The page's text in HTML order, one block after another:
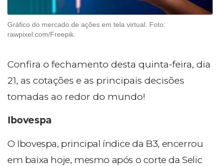
Gráfico do mercado de ações em tela virtual. Foto:
rawpixel.com/Freepik.
Confira o fechamento desta quinta-feira, dia
21, as cotações e as principais decisões
tomadas ao redor do mundo!
Ibovespa
O Ibovespa, principal índice da B3, encerrou
em baixa hoje, mesmo após o corte da Selic